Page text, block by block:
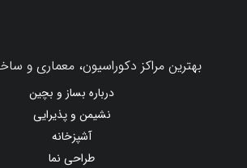
بهترین مراکز دکوراسیون، معماری و
درباره بساز و بچین
نشیمن و پذیرایی
آشپزخانه
طراحی نما